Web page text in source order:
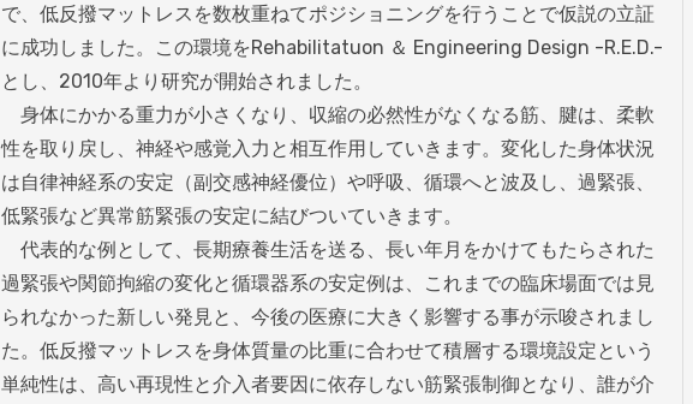
で、低反撥マットレスを数枚重ねてポジショニングを行うことで仮説の立証
に成功しました。この環境をRehabilitatuon ＆ Engineering Design -R.E.D.-
とし、2010年より研究が開始されました。
身体にかかる重力が小さくなり、収縮の必然性がなくなる筋、腱は、柔軟
性を取り戻し、神経や感覚入力と相互作用していきます。変化した身体状況
は自律神経系の安定（副交感神経優位）や呼吸、循環へと波及し、過緊張、
低緊張など異常筋緊張の安定に結びついていきます。
代表的な例として、長期療養生活を送る、長い年月をかけてもたらされた
過緊張や関節拘縮の変化と循環器系の安定例は、これまでの臨床場面では見
られなかった新しい発見と、今後の医療に大きく影響する事が示唆されまし
た。低反撥マットレスを身体質量の比重に合わせて積層する環境設定という
単純性は、高い再現性と介入者要因に依存しない筋緊張制御となり、誰が介